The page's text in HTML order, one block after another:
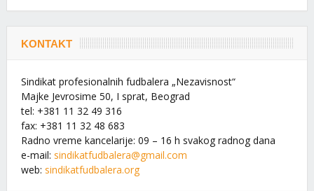
KONTAKT
Sindikat profesionalnih fudbalera „Nezavisnost“
Majke Jevrosime 50, I sprat, Beograd
tel: +381 11 32 49 316
fax: +381 11 32 48 683
Radno vreme kancelarije: 09 – 16 h svakog radnog dana
e-mail: sindikatfudbalera@gmail.com
web: sindikatfudbalera.org